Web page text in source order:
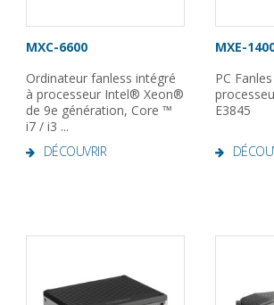
MXC-6600
Ordinateur fanless intégré
à processeur Intel® Xeon®
de 9e génération, Core ™
i7 / i3 ...
DÉCOUVRIR
MXE-
PC
E3845